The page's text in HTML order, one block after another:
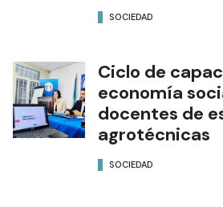
SOCIEDAD
Ciclo de
economía
docentes de
agrotécnicas
SOCIEDAD